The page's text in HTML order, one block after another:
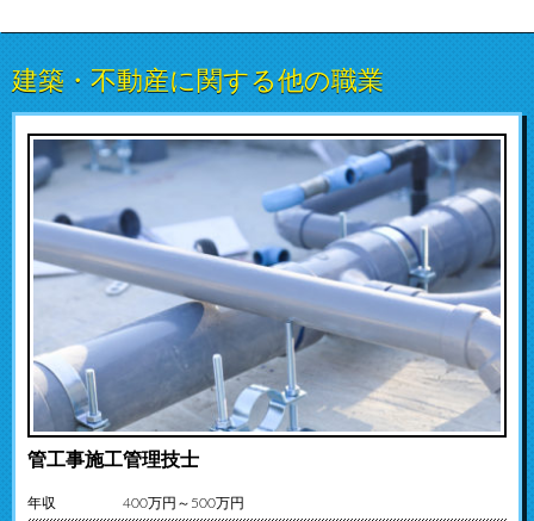
建築・不動産に関する他の職業
管工事施工管理技士
年収 400万円～500万円